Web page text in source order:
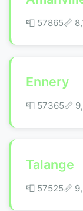
📮 57865📏
Ennery
📮 57365📏
Talange
📮 57525📏